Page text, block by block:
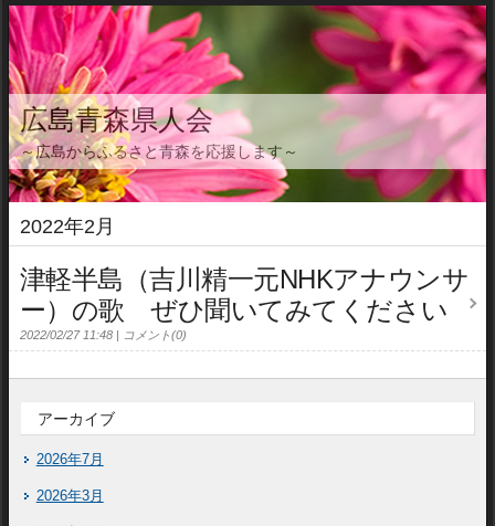
広島青森県人会
～広島からふるさと青森を応援します～
2022年2月
津軽半島（吉川精一元NHKアナウンサ
ー）の歌 ぜひ聞いてみてください
2022/02/27 11:48 コメント(0)
アーカイブ
2026年7月
2026年3月